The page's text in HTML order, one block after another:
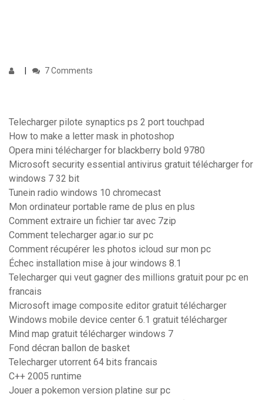
7 Comments
Telecharger pilote synaptics ps 2 port touchpad
How to make a letter mask in photoshop
Opera mini télécharger for blackberry bold 9780
Microsoft security essential antivirus gratuit télécharger for
windows 7 32 bit
Tunein radio windows 10 chromecast
Mon ordinateur portable rame de plus en plus
Comment extraire un fichier tar avec 7zip
Comment telecharger agar.io sur pc
Comment récupérer les photos icloud sur mon pc
Échec installation mise à jour windows 8.1
Telecharger qui veut gagner des millions gratuit pour pc en
francais
Microsoft image composite editor gratuit télécharger
Windows mobile device center 6.1 gratuit télécharger
Mind map gratuit télécharger windows 7
Fond décran ballon de basket
Telecharger utorrent 64 bits francais
C++ 2005 runtime
Jouer a pokemon version platine sur pc